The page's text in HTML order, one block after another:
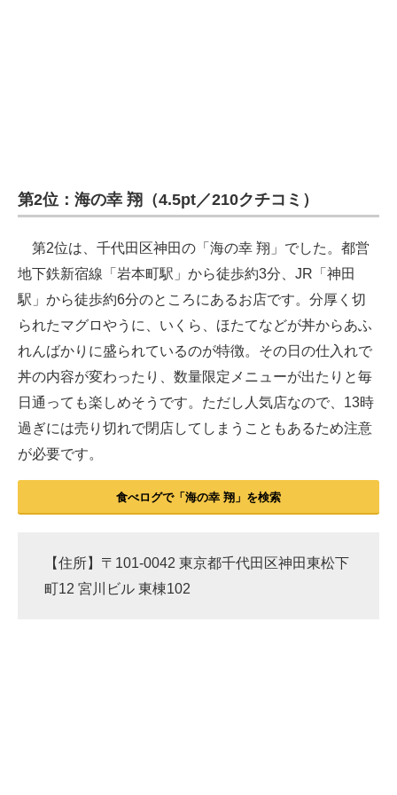
第2位：海の幸 翔（4.5pt／210クチコミ）
第2位は、千代田区神田の「海の幸 翔」でした。都営
地下鉄新宿線「岩本町駅」から徒歩約3分、JR「神田
駅」から徒歩約6分のところにあるお店です。分厚く切
られたマグロやうに、いくら、ほたてなどが丼からあふ
れんばかりに盛られているのが特徴。その日の仕入れで
丼の内容が変わったり、数量限定メニューが出たりと毎
日通っても楽しめそうです。ただし人気店なので、13時
過ぎには売り切れで閉店してしまうこともあるため注意
が必要です。
食べログで「海の幸 翔」を検索
【住所】〒101-0042 東京都千代田区神田東松下
町12 宮川ビル 東棟102